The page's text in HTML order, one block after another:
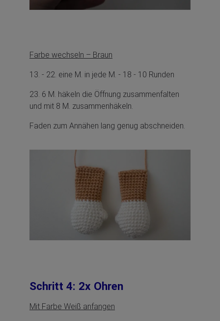
Farbe wechseln – Braun
13. - 22. eine M. in jede M. - 18 - 10 Runden
23. 6 M. häkeln die Öffnung zusammenfalten
und mit 8 M. zusammenhäkeln.
Faden zum Annähen lang genug abschneiden.
Schritt 4: 2x Ohren
Mit Farbe Weiß anfangen